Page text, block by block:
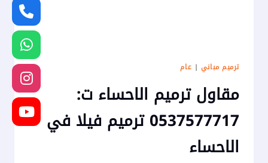
ترميم مباني | عام
مقاول ترميم الاحساء ت:
0537577717 ترميم فيلا في
الاحساء